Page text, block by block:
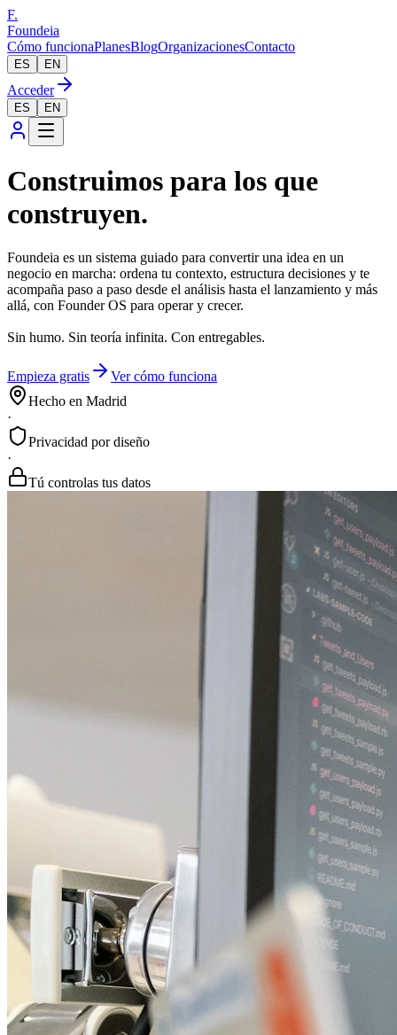
F.
Foundeia
Cómo funcionaPlanesBlogOrganizacionesContacto
ES EN
Acceder
ES EN
Construimos para los que
construyen.
Foundeia es un sistema guiado para convertir una idea en un
negocio en marcha: ordena tu contexto, estructura decisiones y te
acompaña paso a paso desde el análisis hasta el lanzamiento y más
allá, con Founder OS para operar y crecer.
Sin humo. Sin teoría infinita. Con entregables.
Empieza gratis
Ver cómo funciona
Hecho en Madrid
·
Privacidad por diseño
·
Tú controlas tus datos